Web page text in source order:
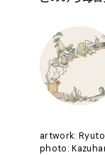
artwork:
photo: